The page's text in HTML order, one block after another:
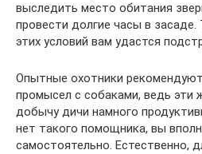
выследить место обитания
провести долгие часы в
этих условий вам удастся
Опытные охотники
промысел с собаками, ведь эти
добычу дичи намного
нет такого помощника, вы
самостоятельно. Естественно,